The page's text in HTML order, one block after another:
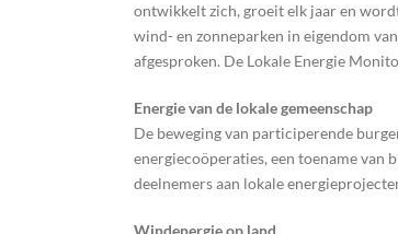
ontwikkelt zich, groeit elk jaar en
wind- en zonneparken in eigendom
afgesproken. De Lokale Energie
Energie van de lokale gemeenschap
De beweging van participerende
energiecoöperaties, een toename van
deelnemers aan lokale
Windenergie op land